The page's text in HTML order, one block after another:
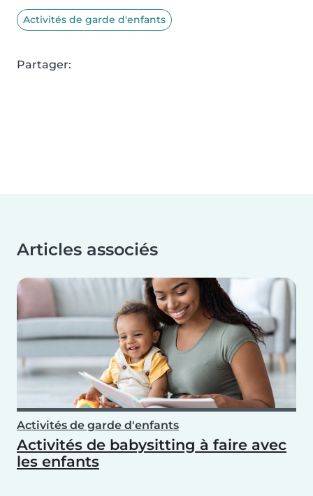
Activités de garde d'enfants
Partager:
Articles associés
Activités de garde d'enfants
Activités de babysitting à faire avec
les enfants